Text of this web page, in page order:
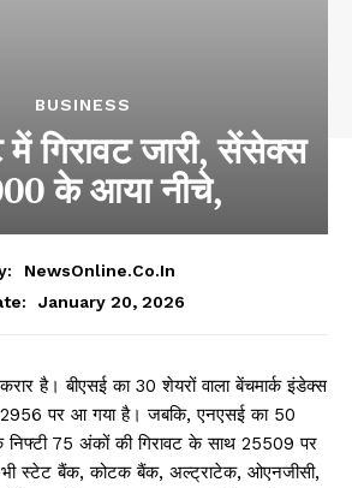
BUSINESS
में गिरावट जारी, सेंसेक्स
के आया नीचे,
NewsOnline.co.in
January 20, 2026
है। बीएसई का 30 शेयरों वाला बेंचमार्क इंडेक्स
पर आ गया है। जबकि, एनएसई का 50
निफ्टी 75 अंकों की गिरावट के साथ 25509 पर
भी स्टेट बैंक, कोटक बैंक, अल्ट्राटेक, ओएनजीसी,